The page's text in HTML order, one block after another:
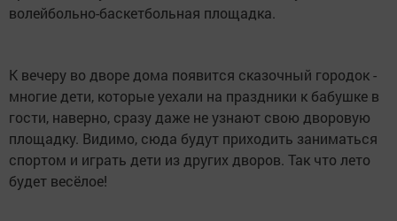
волейбольно-баскетбольная площадка.
К вечеру во дворе дома появится сказочный городок -
многие дети, которые уехали на праздники к бабушке в
гости, наверно, сразу даже не узнают свою дворовую
площадку. Видимо, сюда будут приходить заниматься
спортом и играть дети из других дворов. Так что лето
будет весёлое!